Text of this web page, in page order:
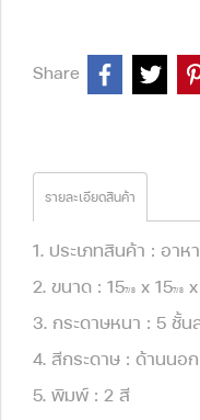
Share
รายละเอียดสินค้า
1. ประเภทสินค้า : อาห
2. ขนาด : 157/8 x 157/8
3. กระดาษหนา : 5 ชั้น
4. สีกระดาษ : ด้านนอ
5. พิมพ์ : 2 สี